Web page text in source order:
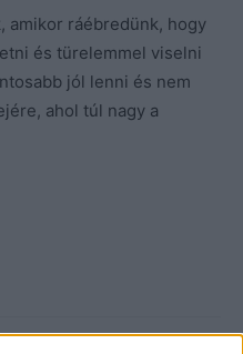
amikor ráébredünk, hogy
és türelemmel viselni
jól lenni és nem
ahol túl nagy a